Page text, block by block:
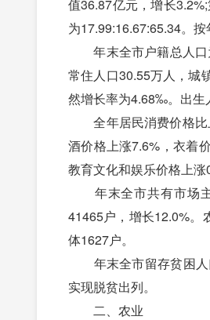
值36.87亿元，增长
为17.99:16.67:65.34。
年末全市户籍总人口
常住人口30.55万人，城
然增长率为4.68‰。出生
全年居民消费价格比
酒价格上涨7.6%，衣着
教育文化和娱乐价格上涨
年末全市共有市场主
41465户，增长12.0%。
体1627户。
年末全市留存贫困人
实现脱贫出列。
二、农业